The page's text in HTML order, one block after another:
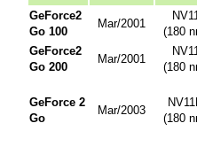
GeForce2
Go 100
Mar/2001
(180
GeForce2
Go 200
Mar/2001
(180
GeForce 2
Go
Mar/2003
(180